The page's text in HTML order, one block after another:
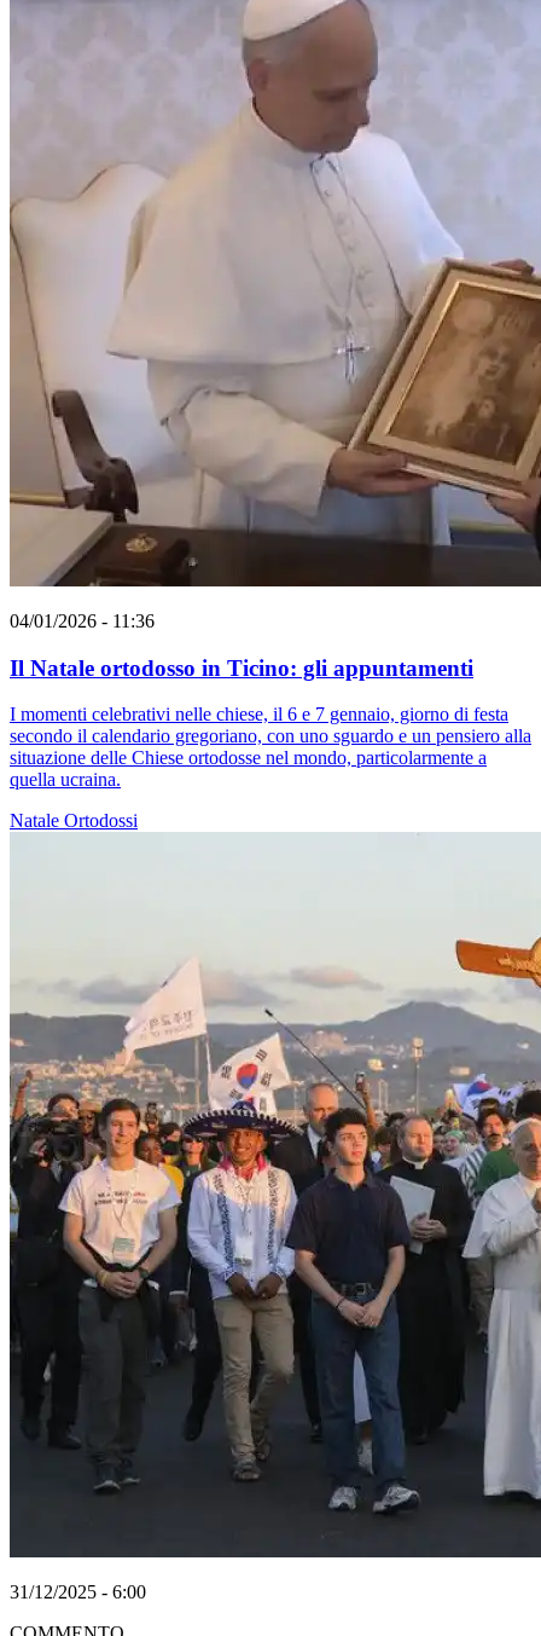
04/01/2026 - 11:36
Il Natale ortodosso in Ticino: gli appuntamenti
I momenti celebrativi nelle chiese, il 6 e 7 gennaio, giorno di festa
secondo il calendario gregoriano, con uno sguardo e un pensiero alla
situazione delle Chiese ortodosse nel mondo, particolarmente a
quella ucraina.
Natale Ortodossi
31/12/2025 - 6:00